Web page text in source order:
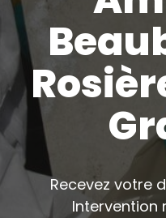
Recevez votre
Intervention